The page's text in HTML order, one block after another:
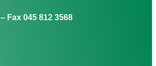
– Fax 045 812 3568